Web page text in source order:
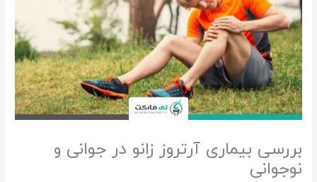
بررسی بیماری آرتروز زانو در جوانی و
نوجوانی